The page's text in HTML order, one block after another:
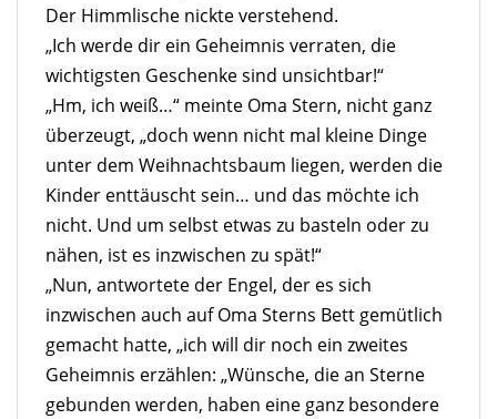
Der Himmlische nickte verstehend.
„Ich werde dir ein Geheimnis verraten, die
wichtigsten Geschenke sind unsichtbar!“
„Hm, ich weiß…“ meinte Oma Stern, nicht ganz
überzeugt, „doch wenn nicht mal kleine Dinge
unter dem Weihnachtsbaum liegen, werden die
Kinder enttäuscht sein… und das möchte ich
nicht. Und um selbst etwas zu basteln oder zu
nähen, ist es inzwischen zu spät!“
„Nun, antwortete der Engel, der es sich
inzwischen auch auf Oma Sterns Bett gemütlich
gemacht hatte, „ich will dir noch ein zweites
Geheimnis erzählen: „Wünsche, die an Sterne
gebunden werden, haben eine ganz besondere